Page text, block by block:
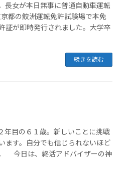
女が本日無事に普通自動車運転
都の鮫洲運転免許試験場で本免
証が即時発行されました。大学卒
続きを読む
目の６１歳。新しいことに挑戦
ます。自分でも信じられないほど
今日は、終活アドバイザーの神